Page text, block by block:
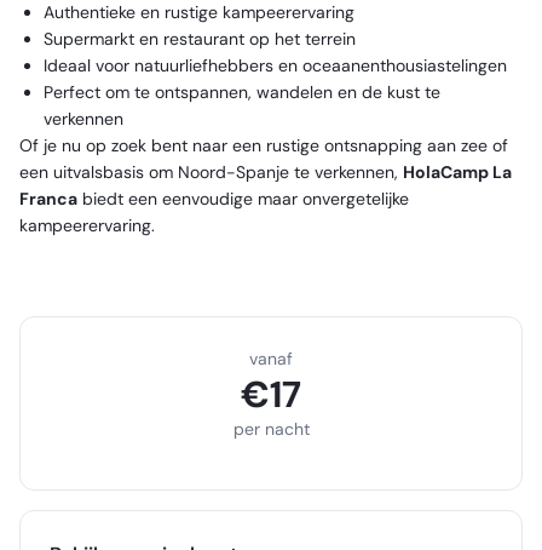
Authentieke en rustige kampeerervaring
Supermarkt en restaurant op het terrein
Ideaal voor natuurliefhebbers en oceaanenthousiastelingen
Perfect om te ontspannen, wandelen en de kust te
verkennen
Of je nu op zoek bent naar een rustige ontsnapping aan zee of
een uitvalsbasis om Noord-Spanje te verkennen, HolaCamp La
Franca biedt een eenvoudige maar onvergetelijke
kampeerervaring.
vanaf
€17
per nacht